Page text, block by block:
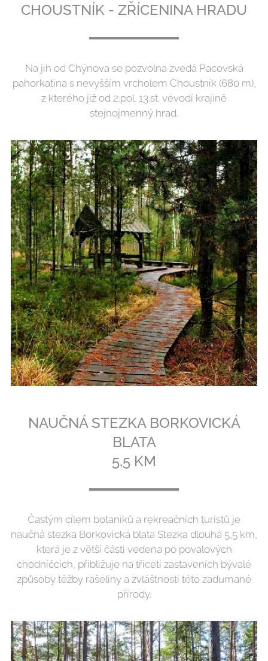
CHOUSTNÍK - ZŘÍCENINA HRADU
Na jih od Chýnova se pozvolna zvedá Pacovská
pahorkatina s nevyšším vrcholem Choustník (680 m),
z kterého již od 2.pol. 13.st. vévodí krajině
stejnojmenný hrad.
NAUČNÁ STEZKA BORKOVICKÁ
BLATA
5,5 KM
Častým cílem botaniků a rekreačních turistů je
naučná stezka Borkovická blata Stezka dlouhá 5,5 km,
která je z větší části vedena po povalových
chodníčcích, přibližuje na třiceti zastaveních bývalé
způsoby těžby rašeliny a zvláštnosti této zadumané
přírody.